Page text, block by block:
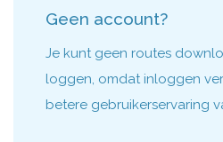
Geen account?
Je kunt geen routes
loggen, omdat inloggen
betere gebruikerservaring